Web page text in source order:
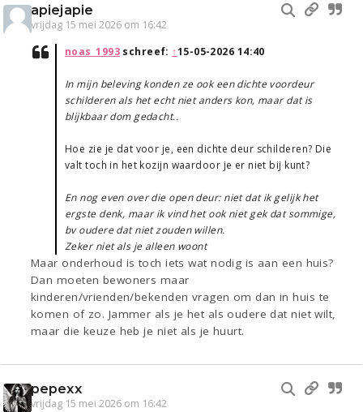
apiejapie
vrijdag 15 mei 2026 om 16:42
noas_1993schreef: ↑15-05-2026 14:40
In mijn beleving konden ze ook een dichte voordeur
schilderen als het echt niet anders kon, maar dat is
blijkbaar dom gedacht..
Hoe zie je dat voor je, een dichte deur schilderen? Die
valt toch in het kozijn waardoor je er niet bij kunt?
En nog even over die open deur: niet dat ik gelijk het
ergste denk, maar ik vind het ook niet gek dat sommige,
bv oudere dat niet zouden willen.
Zeker niet als je alleen woont
Maar onderhoud is toch iets wat nodig is aan een huis?
Dan moeten bewoners maar
kinderen/vrienden/bekenden vragen om dan in huis te
komen of zo. Jammer als je het als oudere dat niet wilt,
maar die keuze heb je niet als je huurt.
pepexx
vrijdag 15 mei 2026 om 16:42